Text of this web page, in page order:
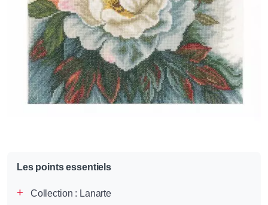
Les points essentiels
Collection : Lanarte